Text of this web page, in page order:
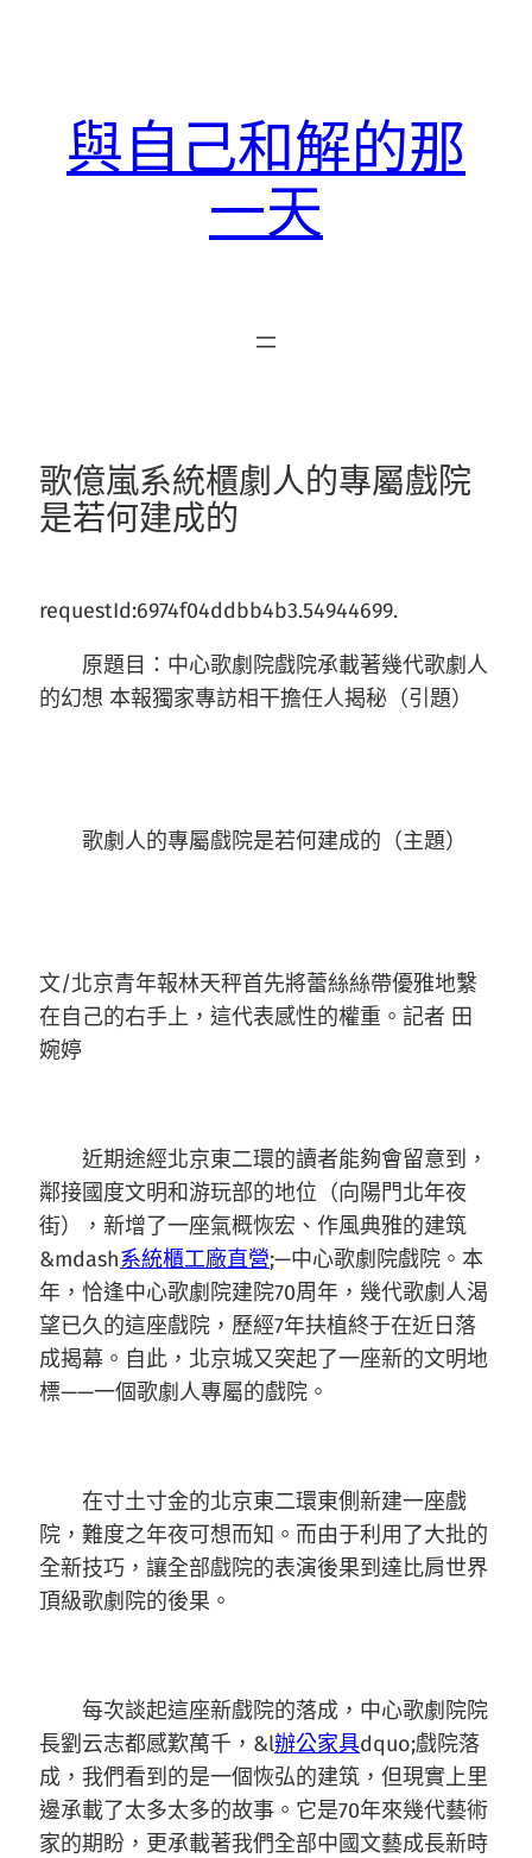
與自己和解的那
一天
歌億嵐系統櫃劇人的專屬戲院
是若何建成的
requestId:6974f04ddbb4b3.54944699.
原題目：中心歌劇院戲院承載著幾代歌劇人
的幻想 本報獨家專訪相干擔任人揭秘（引題）
歌劇人的專屬戲院是若何建成的（主題）
文/北京青年報林天秤首先將蕾絲絲帶優雅地繫
在自己的右手上，這代表感性的權重。 記者 田
婉婷
近期途經北京東二環的讀者能夠會留意到，
鄰接國度文明和游玩部的地位（向陽門北年夜
街），新增了一座氣概恢宏、作風典雅的建筑
&mdash系統櫃工廠直營;—中心歌劇院戲院。本
年，恰逢中心歌劇院建院70周年，幾代歌劇人渴
望已久的這座戲院，歷經7年扶植終于在近日落
成揭幕。自此，北京城又突起了一座新的文明地
標——一個歌劇人專屬的戲院。
在寸土寸金的北京東二環東側新建一座戲
院，難度之年夜可想而知。而由于利用了大批的
全新技巧，讓全部戲院的表演後果到達比肩世界
頂級歌劇院的後果。
每次談起這座新戲院的落成，中心歌劇院院
長劉云志都感歎萬千，&l辦公家具dquo;戲院落
成，我們看到的是一個恢弘的建筑，但現實上里
邊承載了太多太多的故事。它是70年來幾代藝術
家的期盼，更承載著我們全部中國文藝成長新時